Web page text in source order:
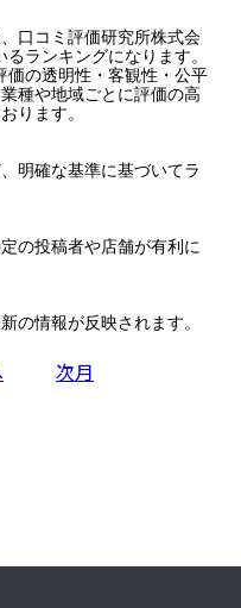
口コミ評価研究所株式会
ランキングになります。
の透明性・客観性・公平
種や地域ごとに評価の高
ります。
明確な基準に基づいてラ
の投稿者や店舗が有利に
の情報が反映されます。
次月